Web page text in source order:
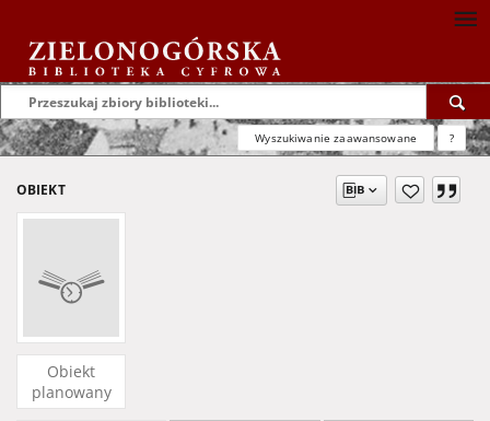
Wyszukiwanie zaawansowane ?
OBIEKT
Obiekt
planowany